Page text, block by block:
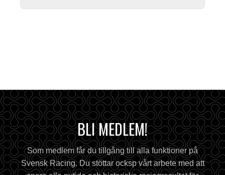
BLI MEDLEM!
Som medlem får du tillgång till alla funktioner på
Svensk Racing. Du stöttar ocksp vårt arbete med att